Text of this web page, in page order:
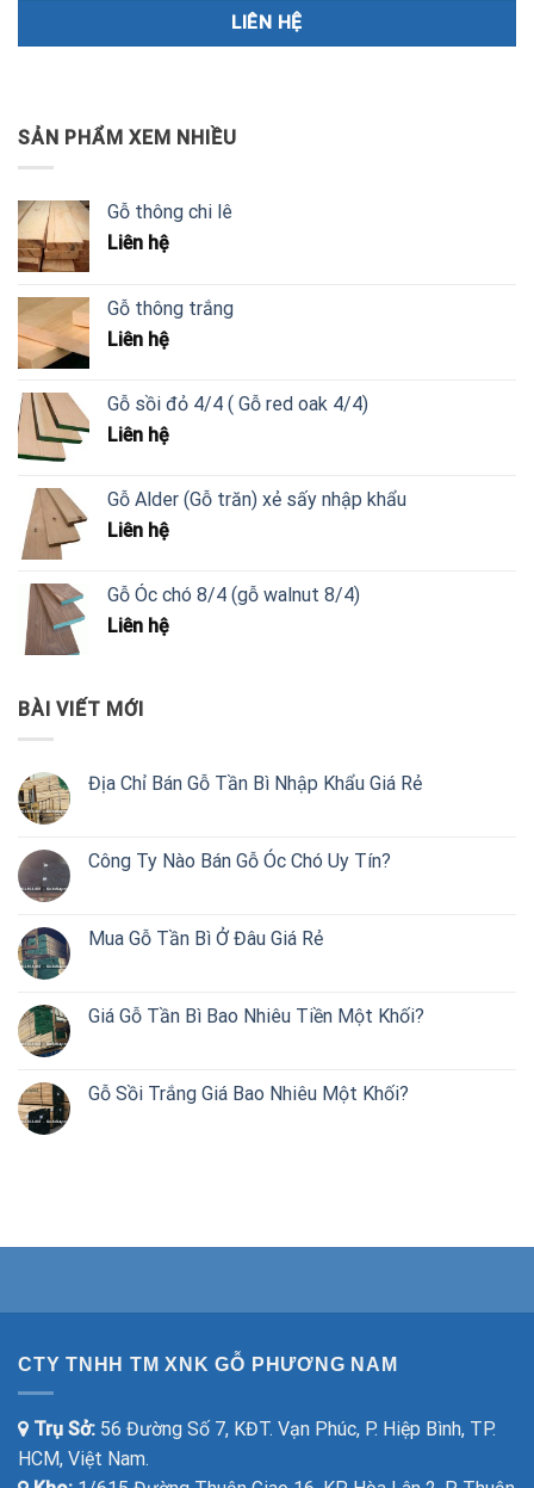
SẢN PHẨM XEM NHIỀU
Gỗ thông chi lê
Liên hệ
Gỗ thông trắng
Liên hệ
Gỗ sồi đỏ 4/4 ( Gỗ red oak 4/4)
Liên hệ
Gỗ Alder (Gỗ trăn) xẻ sấy nhập khẩu
Liên hệ
Gỗ Óc chó 8/4 (gỗ walnut 8/4)
Liên hệ
BÀI VIẾT MỚI
Địa Chỉ Bán Gỗ Tần Bì Nhập Khẩu Giá Rẻ
Công Ty Nào Bán Gỗ Óc Chó Uy Tín?
Mua Gỗ Tần Bì Ở Đâu Giá Rẻ
Giá Gỗ Tần Bì Bao Nhiêu Tiền Một Khối?
Gỗ Sồi Trắng Giá Bao Nhiêu Một Khối?
CTY TNHH TM XNK GỖ PHƯƠNG NAM
Trụ Sở: 56 Đường Số 7, KĐT. Vạn Phúc, P. Hiệp Bình, TP.
HCM, Việt Nam.